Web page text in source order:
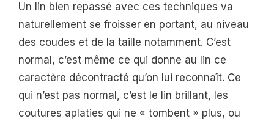
Un lin bien repassé avec ces techniques va
naturellement se froisser en portant, au niveau
des coudes et de la taille notamment. C’est
normal, c’est même ce qui donne au lin ce
caractère décontracté qu’on lui reconnaît. Ce
qui n’est pas normal, c’est le lin brillant, les
coutures aplaties qui ne « tombent » plus, ou